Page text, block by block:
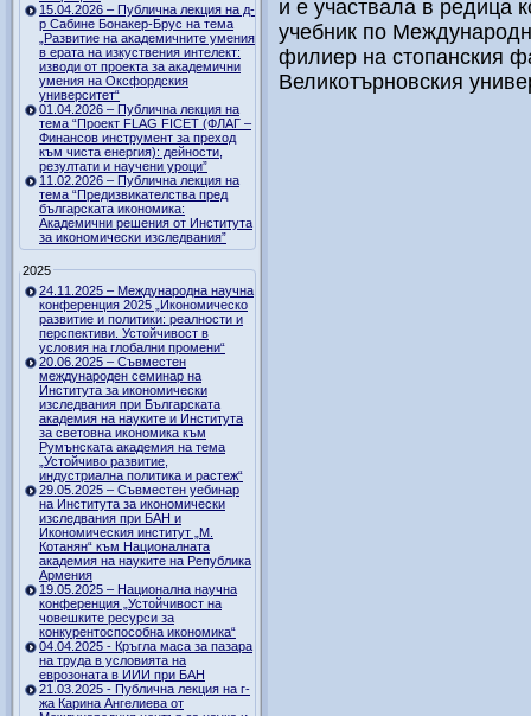
15.04.2026 – Публична лекция на д-
р Сабине Бонакер-Брус на тема
„Развитие на академичните умения
в ерата на изкуствения интелект:
изводи от проекта за академични
умения на Оксфордския
университет“
01.04.2026 – Публична лекция на
тема “Проект FLAG FICET (ФЛАГ –
Финансов инструмент за преход
към чиста енергия): дейности,
резултати и научени уроци”
11.02.2026 – Публична лекция на
тема “Предизвикателства пред
българската икономика:
Академични решения от Института
за икономически изследвания”
2025
24.11.2025 – Международна научна
конференция 2025 „Икономическо
развитие и политики: реалности и
перспективи. Устойчивост в
условия на глобални промени“
20.06.2025 – Съвместен
международен семинар на
Института за икономически
изследвания при Българската
академия на науките и Института
за световна икономика към
Румънската академия на тема
„Устойчиво развитие,
индустриална политика и растеж“
29.05.2025 – Съвместен уебинар
на Института за икономически
изследвания при БАН и
Икономическия институт „М.
Котанян“ към Националната
академия на науките на Република
Армения
19.05.2025 – Национална научна
конференция „Устойчивост на
човешките ресурси за
конкурентоспособна икономика“
04.04.2025 - Кръгла маса за пазара
на труда в условията на
еврозоната в ИИИ при БАН
21.03.2025 - Публична лекция на г-
жа Карина Ангелиева от
и е участвала в редица
учебник по
филиер на стопанския
Великотърновския